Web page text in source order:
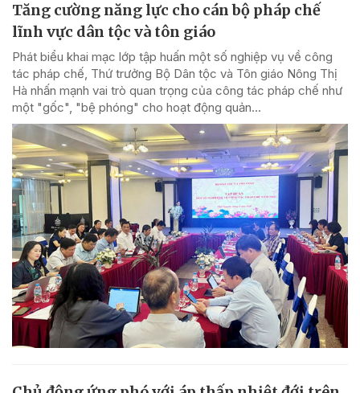
Tăng cường năng lực cho cán bộ pháp chế
lĩnh vực dân tộc và tôn giáo
Phát biểu khai mạc lớp tập huấn một số nghiệp vụ về công
tác pháp chế, Thứ trưởng Bộ Dân tộc và Tôn giáo Nông Thị
Hà nhấn mạnh vai trò quan trọng của công tác pháp chế như
một "gốc", "bệ phóng" cho hoạt động quản...